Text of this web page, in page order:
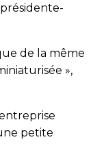
de la même
»,
petite